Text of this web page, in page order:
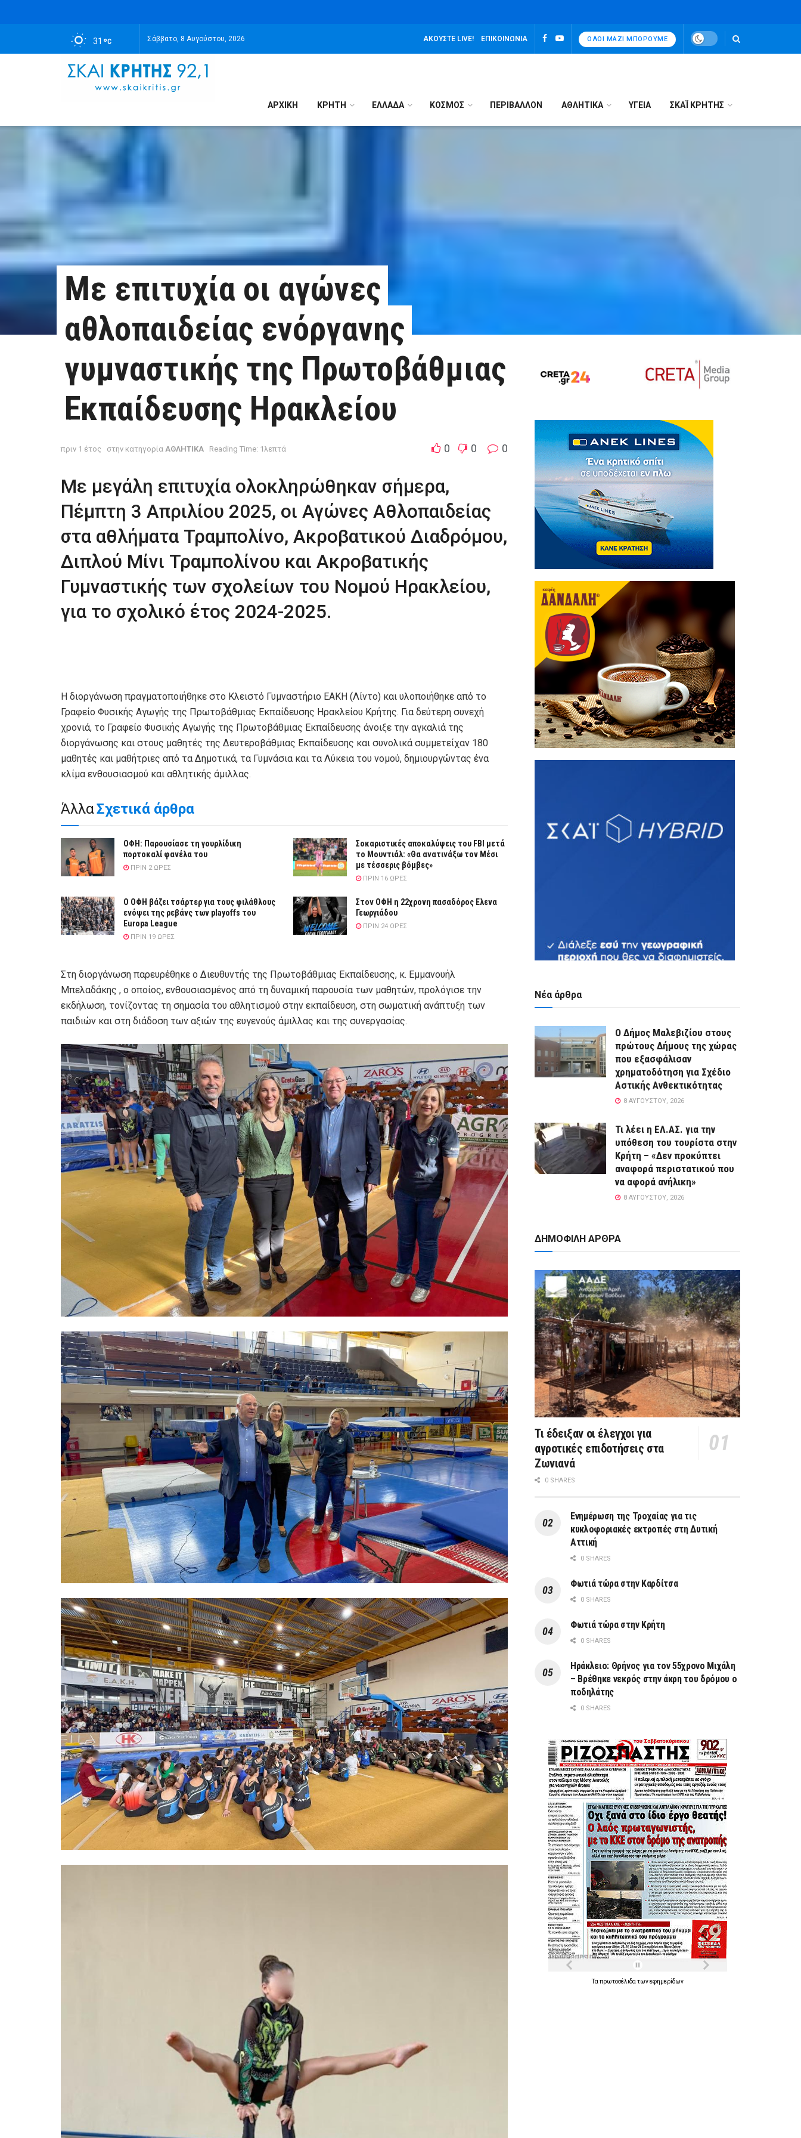
31 Σάββατο, 8 Αυγούστου, 2026 ΑΚΟΎΣΤΕ LIVE! ΕΠΙΚΟΙΝΩΝΊΑ ΌΛΟΙ ΜΑΖΊ ΜΠΟΡΟΎΜΕ
ΑΡΧΙΚΉ ΚΡΗΤΗ ΕΛΛΑΔΑ ΚΟΣΜΟΣ ΠΕΡΙΒΑΛΛΟΝ ΑΘΛΗΤΙΚΑ ΥΓΕΙΑ ΣΚΑΪ ΚΡΗΤΗΣ
Με επιτυχία οι αγώνες
αθλοπαιδείας ενόργανης
γυμναστικής της Πρωτοβάθμιας
Εκπαίδευσης Ηρακλείου
πριν 1 έτος στην κατηγορία ΑΘΛΗΤΙΚΑ Reading Time: 1λεπτά 0 0 0
Με μεγάλη επιτυχία ολοκληρώθηκαν σήμερα,
Πέμπτη 3 Απριλίου 2025, οι Αγώνες Αθλοπαιδείας
στα αθλήματα Τραμπολίνο, Ακροβατικού Διαδρόμου,
Διπλού Μίνι Τραμπολίνου και Ακροβατικής
Γυμναστικής των σχολείων του Νομού Ηρακλείου,
για το σχολικό έτος 2024-2025.
Η διοργάνωση πραγματοποιήθηκε στο Κλειστό Γυμναστήριο ΕΑΚΗ (Λίντο) και υλοποιήθηκε από το
Γραφείο Φυσικής Αγωγής της Πρωτοβάθμιας Εκπαίδευσης Ηρακλείου Κρήτης. Για δεύτερη συνεχή
χρονιά, το Γραφείο Φυσικής Αγωγής της Πρωτοβάθμιας Εκπαίδευσης άνοιξε την αγκαλιά της
διοργάνωσης και στους μαθητές της Δευτεροβάθμιας Εκπαίδευσης και συνολικά συμμετείχαν 180
μαθητές και μαθήτριες από τα Δημοτικά, τα Γυμνάσια και τα Λύκεια του νομού, δημιουργώντας ένα
κλίμα ενθουσιασμού και αθλητικής άμιλλας.
ΆλλαΣχετικά άρθρα
ΟΦΗ: Παρουσίασε τη γουρλίδικη
πορτοκαλί φανέλα του
ΠΡΙΝ 2 ΏΡΕΣ
Σοκαριστικές αποκαλύψεις του FBI μετά
το Μουντιάλ: «Θα ανατινάξω τον Μέσι
με τέσσερις βόμβες»
ΠΡΙΝ 16 ΏΡΕΣ
Ο ΟΦΗ βάζει τσάρτερ για τους φιλάθλους
ενόψει της ρεβάνς των playoffs του
Europa League
ΠΡΙΝ 19 ΏΡΕΣ
Στον ΟΦΗ η 22χρονη πασαδόρος Ελενα
Γεωργιάδου
ΠΡΙΝ 24 ΏΡΕΣ
Στη διοργάνωση παρευρέθηκε ο Διευθυντής της Πρωτοβάθμιας Εκπαίδευσης, κ. Εμμανουήλ
Μπελαδάκης , ο οποίος, ενθουσιασμένος από τη δυναμική παρουσία των μαθητών, προλόγισε την
εκδήλωση, τονίζοντας τη σημασία του αθλητισμού στην εκπαίδευση, στη σωματική ανάπτυξη των
παιδιών και στη διάδοση των αξιών της ευγενούς άμιλλας και της συνεργασίας.
Νέα άρθρα
Ο Δήμος Μαλεβιζίου στους
πρώτους Δήμους της χώρας
που εξασφάλισαν
χρηματοδότηση για Σχέδιο
Αστικής Ανθεκτικότητας
8 ΑΥΓΟΎΣΤΟΥ, 2026
Τι λέει η ΕΛ.ΑΣ. για την
υπόθεση του τουρίστα στην
Κρήτη – «Δεν προκύπτει
αναφορά περιστατικού που
να αφορά ανήλικη»
8 ΑΥΓΟΎΣΤΟΥ, 2026
ΔΗΜΟΦΙΛΗ ΑΡΘΡΑ
Τι έδειξαν οι έλεγχοι για
αγροτικές επιδοτήσεις στα
Ζωνιανά
0 SHARES
Ενημέρωση της Τροχαίας για τις
κυκλοφοριακές εκτροπές στη Δυτική
Αττική
0 SHARES
Φωτιά τώρα στην Καρδίτσα
0 SHARES
Φωτιά τώρα στην Κρήτη
0 SHARES
Ηράκλειο: Θρήνος για τον 55χρονο Μιχάλη
– Βρέθηκε νεκρός στην άκρη του δρόμου ο
ποδηλάτης
0 SHARES
Τα πρωτοσέλιδα τωνεφημερίδων